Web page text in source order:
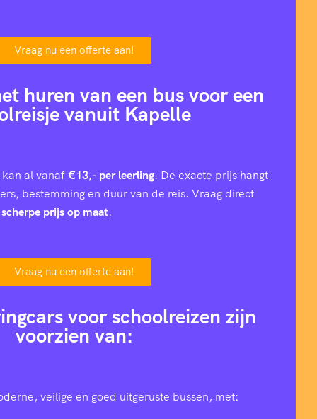
Vraag nu een offerte aan!
huren van een bus voor een
vanuit Kapelle
kan al vanaf€13,- per leerling. De exacte prijs hangt
bestemming en duur van de reis. Vraag direct
scherpe prijs op maat.
Vraag nu een offerte aan!
voor schoolreizen zijn
voorzien van:
veilige en goed uitgeruste bussen, met: